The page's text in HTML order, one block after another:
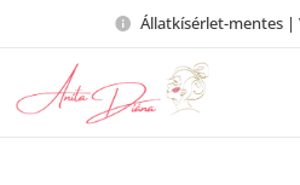
Állatkísérlet-mentes |